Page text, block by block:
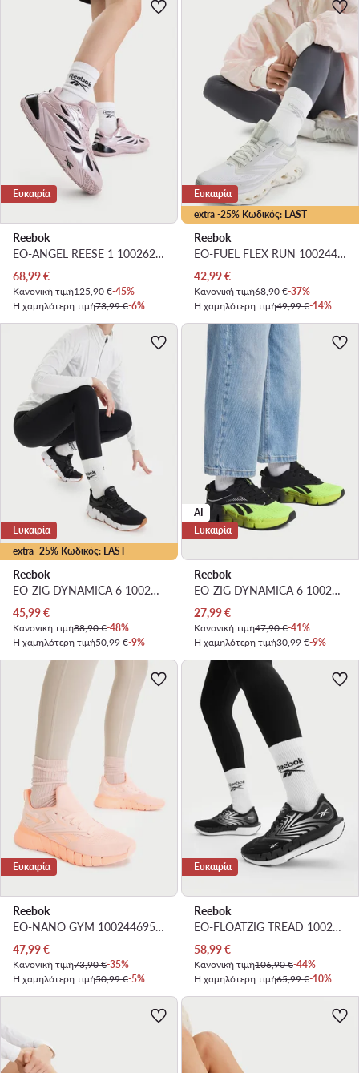
Ευκαιρία
Reebok
EO-ANGEL REESE 1 100262834 · Μπασκετικά Παπούτσια
Τρέχουσα τιμή
68,99€
Κανονική τιμή125,90 €-45%
Η χαμηλότερη τιμή73,99 €-6%
extra -25% Κωδικός: LAST
Ευκαιρία
Reebok
EO-FUEL FLEX RUN 100244529 W · Παπούτσια για Τρέξιμο
Τρέχουσα τιμή
42,99€
Κανονική τιμή68,90 €-37%
Η χαμηλότερη τιμή49,99 €-14%
extra -25% Κωδικός: LAST
Ευκαιρία
Reebok
EO-ZIG DYNAMICA 6 100225495 W · Παπούτσια για Τρέξιμο
Τρέχουσα τιμή
45,99€
Κανονική τιμή88,90 €-48%
Η χαμηλότερη τιμή50,99 €-9%
AI
Ευκαιρία
Reebok
EO-ZIG DYNAMICA 6 100257775 · Παπούτσια για Τρέξιμο
Τρέχουσα τιμή
27,99€
Κανονική τιμή47,90 €-41%
Η χαμηλότερη τιμή30,99 €-9%
Ευκαιρία
Reebok
EO-NANO GYM 100244695 · Παπούτσια για Γυμναστήριο
Τρέχουσα τιμή
47,99€
Κανονική τιμή73,90 €-35%
Η χαμηλότερη τιμή50,99 €-5%
Ευκαιρία
Reebok
EO-FLOATZIG TREAD 100247798 · Παπούτσια για Τρέξιμο
Τρέχουσα τιμή
58,99€
Κανονική τιμή106,90 €-44%
Η χαμηλότερη τιμή65,99 €-10%